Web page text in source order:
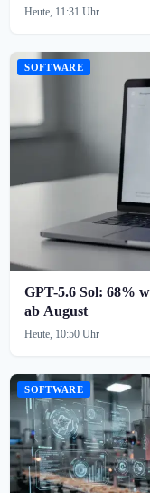
Heute, 11:31 Uhr
SOFTWARE
GPT-5.6 Sol: 68%
ab August
Heute, 10:50 Uhr
SOFTWARE